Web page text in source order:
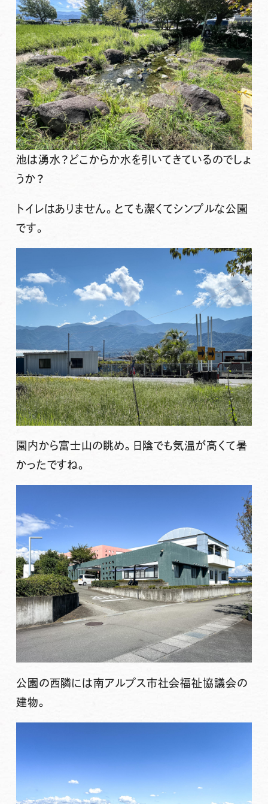
池は湧水？どこからか水を引いてきているのでしょ
うか？
トイレはありません。とても潔くてシンプルな公園
です。
園内から富士山の眺め。日陰でも気温が高くて暑
かったですね。
公園の西隣には南アルプス市社会福祉協議会の
建物。